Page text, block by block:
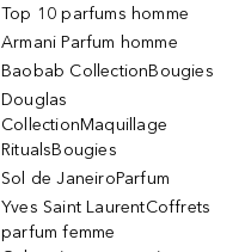
Top 10 parfums homme
Armani Parfum homme
Baobab CollectionBougies
Douglas
CollectionMaquillage
RitualsBougies
Sol de JaneiroParfum
Yves Saint LaurentCoffrets
parfum femme